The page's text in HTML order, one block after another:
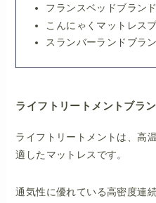
フランスベッドブランド
こんにゃくマットレス
スランバーランドブラ
ライフトリートメントブラ
ライフトリートメントは、高
適したマットレスです。
通気性に優れている高密度連